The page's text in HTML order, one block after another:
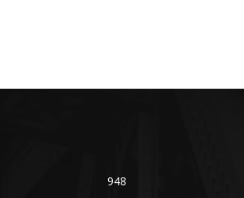
948